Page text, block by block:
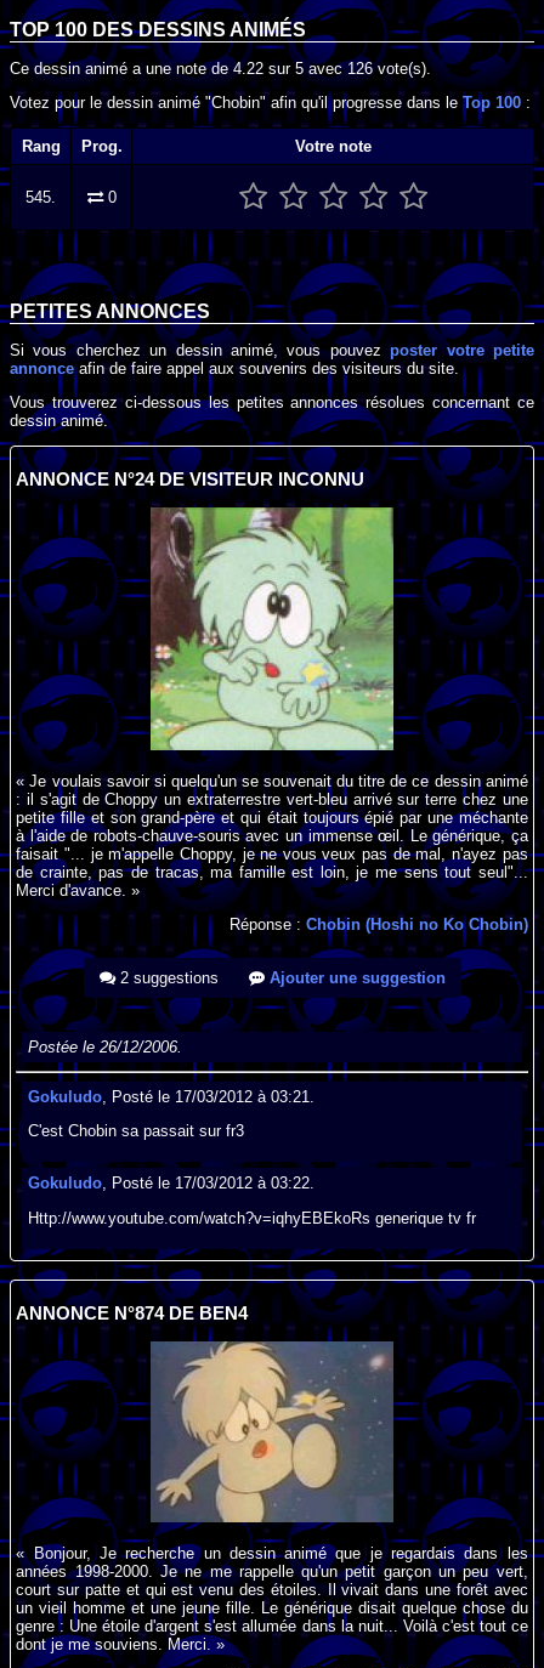
TOP 100 DESDESSINS ANIMÉS
Ce dessin animé a une note de 4.22 sur5avec126vote(s).
Votez pour le dessin animé "Chobin" afin qu'il progresse dans le Top 100 :
Rang Prog. Votre note
545. 0
PETITES ANNONCES
Si vous cherchez un dessin animé, vous pouvezposter votre petite
annonceafin de faire appel aux souvenirs des visiteurs du site.
Vous trouverez ci-dessous les petites annonces résolues concernant ce
dessin animé.
ANNONCE N°24 DE VISITEUR INCONNU
« Je voulais savoir si quelqu'un se souvenait du titre de ce dessin animé
: il s'agit de Choppy un extraterrestre vert-bleu arrivé sur terre chez une
petite fille et son grand-père et qui était toujours épié par une méchante
à l'aide de robots-chauve-souris avec un immense œil. Le générique, ça
faisait "... je m'appelle Choppy, je ne vous veux pas de mal, n'ayez pas
de crainte, pas de tracas, ma famille est loin, je me sens tout seul"...
Merci d'avance. »
Réponse : Chobin (Hoshi no Ko Chobin)
2 suggestions Ajouter une suggestion
Postée le 26/12/2006.
Gokuludo , Posté le 17/03/2012 à 03:21.
C'est Chobin sa passait sur fr3
Gokuludo, Posté le 17/03/2012 à 03:22.
Http://www.youtube.com/watch?v=iqhyEBEkoRs generique tv fr
ANNONCE N°874 DE BEN4
« Bonjour, Je recherche un dessin animé que je regardais dans les
années 1998-2000. Je ne me rappelle qu'un petit garçon un peu vert,
court sur patte et qui est venu des étoiles. Il vivait dans une forêt avec
un vieil homme et une jeune fille. Le générique disait quelque chose du
genre : Une étoile d'argent s'est allumée dans la nuit... Voilà c'est tout ce
dont je me souviens. Merci. »